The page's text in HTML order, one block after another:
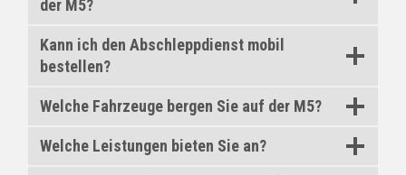
der M5?
Kann ich den Abschleppdienst mobil
bestellen?
Welche Fahrzeuge bergen Sie auf der M5?
Welche Leistungen bieten Sie an?